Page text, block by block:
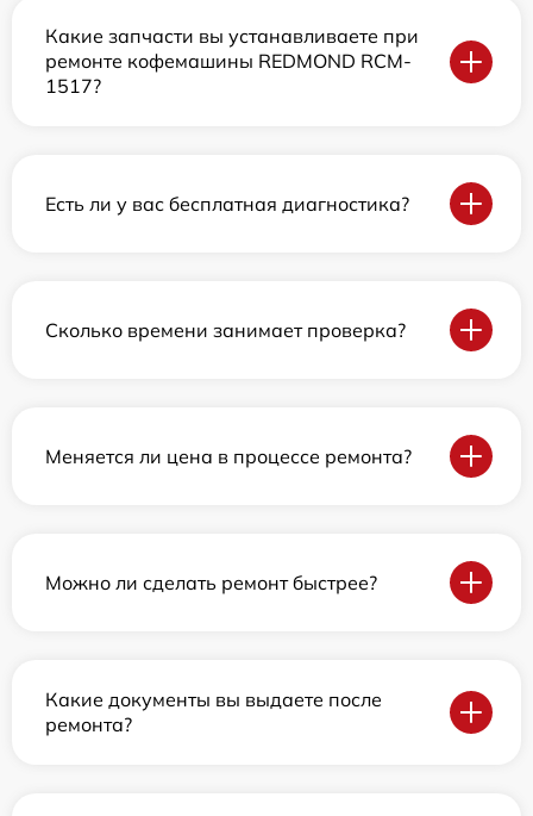
Какие запчасти вы устанавливаете при
ремонте кофемашины REDMOND RCM-
1517?
Есть ли у вас бесплатная диагностика?
Сколько времени занимает проверка?
Меняется ли цена в процессе ремонта?
Можно ли сделать ремонт быстрее?
Какие документы вы выдаете после
ремонта?